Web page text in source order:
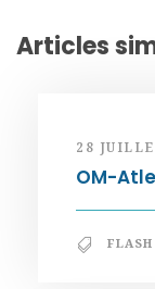
Articles
28
OM-